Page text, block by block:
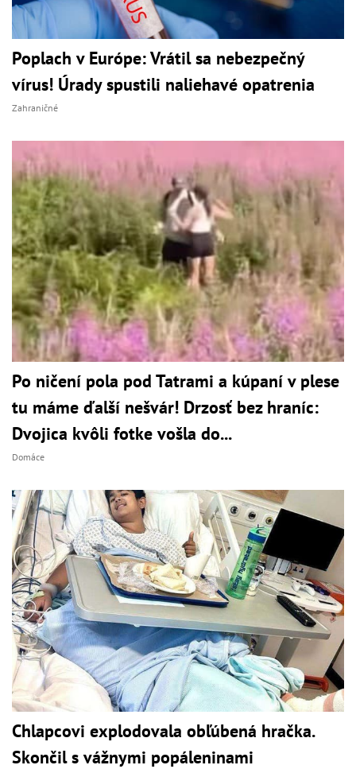
Poplach v Európe: Vrátil sa nebezpečný
vírus! Úrady spustili naliehavé opatrenia
Zahraničné
Po ničení pola pod Tatrami a kúpaní v plese
tu máme ďalší nešvár! Drzosť bez hraníc:
Dvojica kvôli fotke vošla do...
Domáce
Chlapcovi explodovala obľúbená hračka.
Skončil s vážnymi popáleninami